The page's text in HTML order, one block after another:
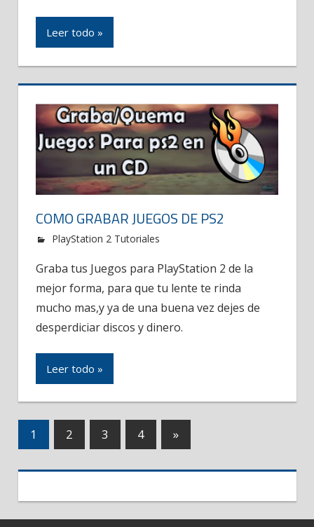
Leer todo »
COMO GRABAR JUEGOS DE PS2
PlayStation 2 Tutoriales
Graba tus Juegos para PlayStation 2 de la
mejor forma, para que tu lente te rinda
mucho mas,y ya de una buena vez dejes de
desperdiciar discos y dinero.
Leer todo »
1 2 3 4 »